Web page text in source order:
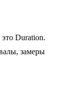
Duration.
замеры